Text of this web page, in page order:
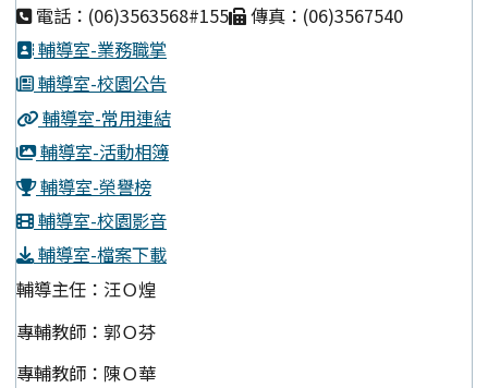
電話：(06)3563568#155
傳真：(06)3567540
輔導室-業務職掌
輔導室-校園公告
輔導室-常用連結
輔導室-活動相簿
輔導室-榮譽榜
輔導室-校園影音
輔導室-檔案下載
輔導主任：汪Ｏ煌
專輔教師：郭Ｏ芬
專輔教師：陳Ｏ華